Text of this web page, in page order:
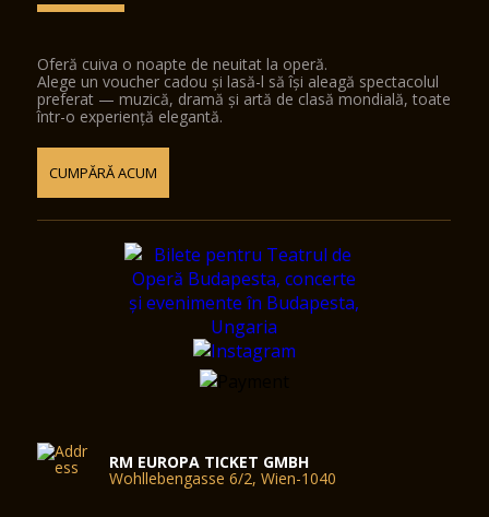
Oferă cuiva o noapte de neuitat la operă.
Alege un voucher cadou și lasă-l să își aleagă spectacolul
preferat — muzică, dramă și artă de clasă mondială, toate
într-o experiență elegantă.
CUMPĂRĂ ACUM
RM EUROPA TICKET GMBH
Wohllebengasse 6/2, Wien-1040